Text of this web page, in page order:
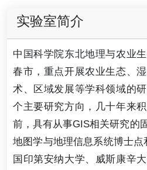
实验室简介
中国科学院东北地理与农业
春市，重点开展农业生态、
术、区域发展等学科领域的
个主要研究方向，几十年来
前，具有从事GIS相关研究的
地图学与地理信息系统博士
国印第安纳大学、威斯康辛